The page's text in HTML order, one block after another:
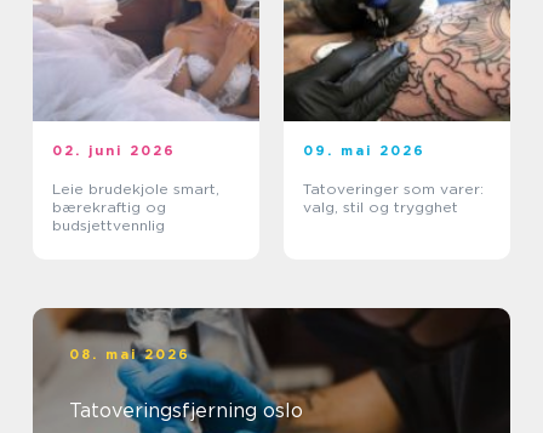
02. juni 2026
Leie brudekjole smart,
bærekraftig og
budsjettvennlig
09. mai 2026
Tatoveringer som varer:
valg, stil og trygghet
08. mai 2026
Tatoveringsfjerning oslo